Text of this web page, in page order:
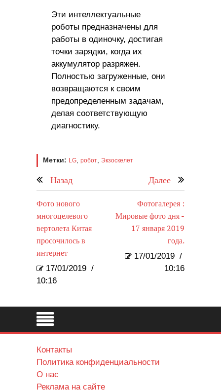
Эти интеллектуальные
роботы предназначены для
работы в одиночку, достигая
точки зарядки, когда их
аккумулятор разряжен.
Полностью загруженные, они
возвращаются к своим
предопределенным задачам,
делая соответствующую
диагностику.
Метки: LG робот Экзоскелет
Назад Далее
Фото нового
многоцелевого
вертолета Китая
просочилось в
интернет
17/01/2019 /
10:16
Фотогалерея :
Мировые фото дня -
17 января 2019
года.
17/01/2019 /
10:16
Контакты
Политика конфиденциальности
О нас
Реклама на сайте